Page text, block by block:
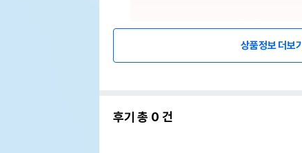
상품정보 더보기
후기 총 0 건